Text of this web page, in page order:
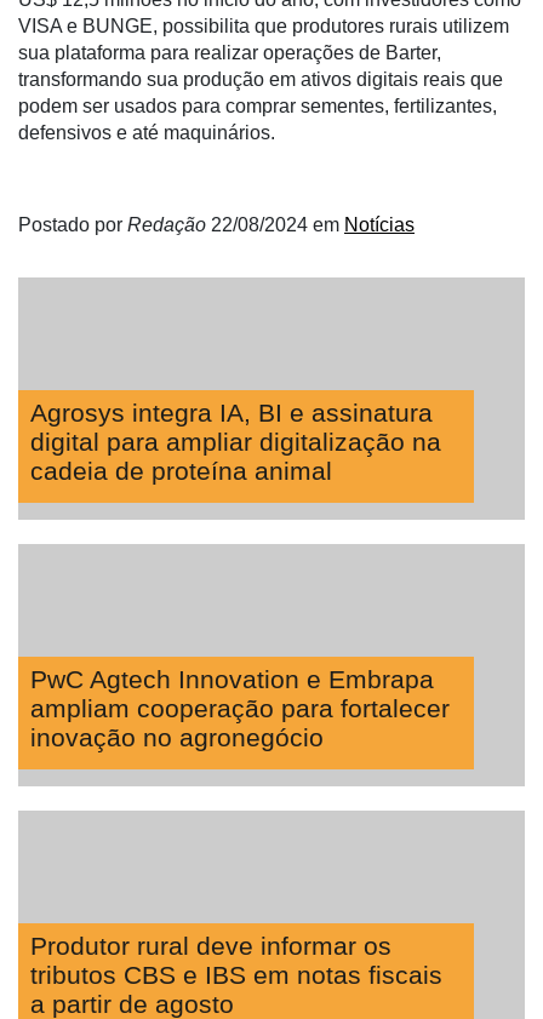
VISA e BUNGE, possibilita que produtores rurais utilizem
sua plataforma para realizar operações de Barter,
transformando sua produção em ativos digitais reais que
podem ser usados para comprar sementes, fertilizantes,
defensivos e até maquinários.
Postado por Redação 22/08/2024 em Notícias
Agrosys integra IA, BI e assinatura
digital para ampliar digitalização na
cadeia de proteína animal
PwC Agtech Innovation e Embrapa
ampliam cooperação para fortalecer
inovação no agronegócio
Produtor rural deve informar os
tributos CBS e IBS em notas fiscais
a partir de agosto